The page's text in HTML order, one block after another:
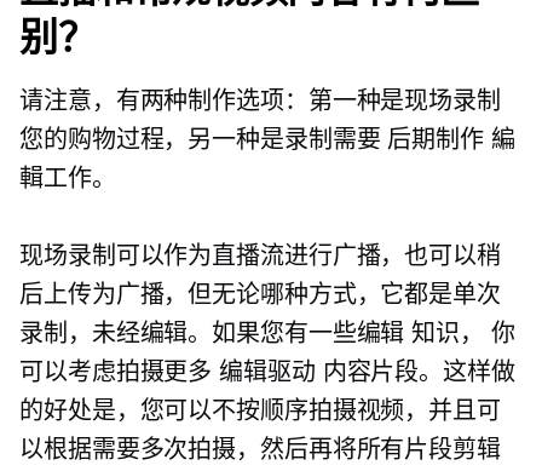
别？
请注意，有两种制作选项：第一种是现场录制
您的购物过程，另一种是录制需要 后期制作 編
輯工作。
现场录制可以作为直播流进行广播，也可以稍
后上传为广播，但无论哪种方式，它都是单次
录制，未经编辑。如果您有一些编辑知识，
你
可以考虑拍摄更多编辑驱动 内容片段。这样做
的好处是，您可以不按顺序拍摄视频，并且可
以根据需要多次拍摄，然后再将所有片段剪辑